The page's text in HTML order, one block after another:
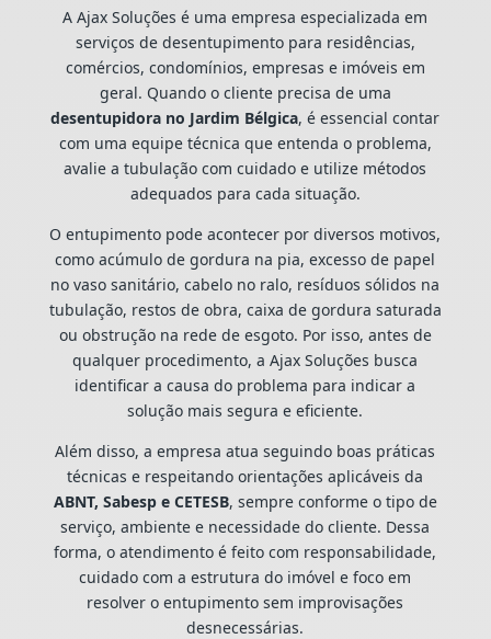
A Ajax Soluções é uma empresa especializada em
serviços de desentupimento para residências,
comércios, condomínios, empresas e imóveis em
geral. Quando o cliente precisa de uma
desentupidora no Jardim Bélgica, é essencial contar
com uma equipe técnica que entenda o problema,
avalie a tubulação com cuidado e utilize métodos
adequados para cada situação.
O entupimento pode acontecer por diversos motivos,
como acúmulo de gordura na pia, excesso de papel
no vaso sanitário, cabelo no ralo, resíduos sólidos na
tubulação, restos de obra, caixa de gordura saturada
ou obstrução na rede de esgoto. Por isso, antes de
qualquer procedimento, a Ajax Soluções busca
identificar a causa do problema para indicar a
solução mais segura e eficiente.
Além disso, a empresa atua seguindo boas práticas
técnicas e respeitando orientações aplicáveis da
ABNT, Sabesp e CETESB, sempre conforme o tipo de
serviço, ambiente e necessidade do cliente. Dessa
forma, o atendimento é feito com responsabilidade,
cuidado com a estrutura do imóvel e foco em
resolver o entupimento sem improvisações
desnecessárias.